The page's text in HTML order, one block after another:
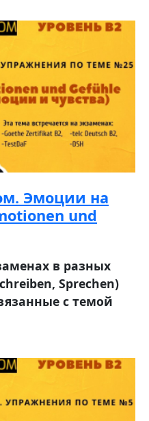
Эмоции на
und
в разных
Sprechen)
с темой